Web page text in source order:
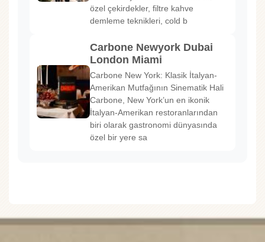
özel çekirdekler, filtre kahve
demleme teknikleri, cold b
Carbone Newyork Dubai
London Miami
Carbone New York: Klasik İtalyan-
Amerikan Mutfağının Sinematik Hali
Carbone, New York’un en ikonik
İtalyan-Amerikan restoranlarından
biri olarak gastronomi dünyasında
özel bir yere sa